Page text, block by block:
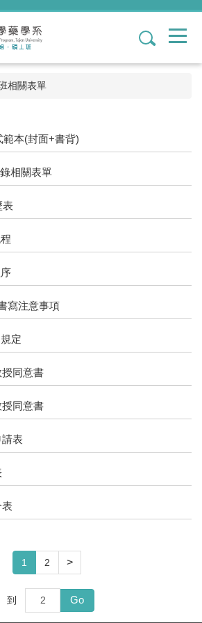
1
相關表單
本(封面+書背)
相關表單
表
寫注意事項
定
同意書
同意書
請表
表
1 2 >
到 Go